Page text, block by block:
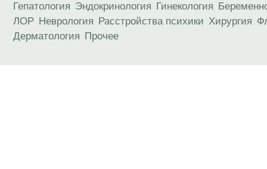
Гепатология Эндокринология Гинекология
ЛОР Неврология Расстройства психики Хирургия
Дерматология Прочее